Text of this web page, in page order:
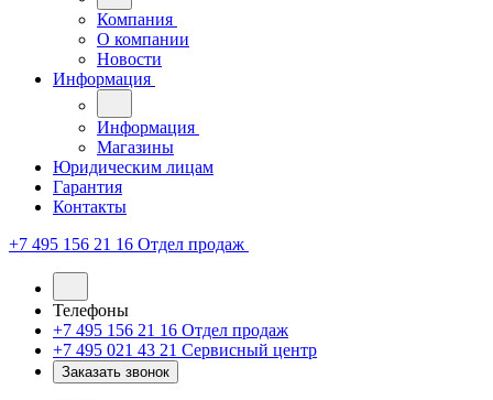
Компания
О компании
Новости
Информация
Информация
Магазины
Юридическим лицам
Гарантия
Контакты
+7 495 156 21 16 Отдел продаж
Телефоны
+7 495 156 21 16 Отдел продаж
+7 495 021 43 21 Cервисный центр
Заказать звонок